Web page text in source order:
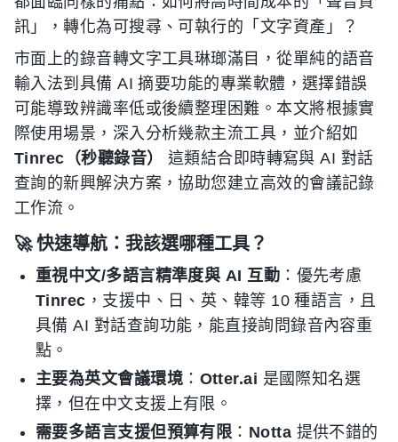
訊」，轉化為可搜尋、可執行的「文字資產」？
市面上的錄音轉文字工具琳瑯滿目，從單純的語音
輸入法到具備 AI 摘要功能的專業軟體，選擇錯誤
可能導致辨識率低或後續整理困難。本文將根據實
際使用場景，深入分析幾款主流工具，並介紹如
Tinrec（秒聽錄音）
這類結合即時轉寫與 AI 對話
查詢的新興解決方案，協助您建立高效的會議記錄
工作流。
🚀 快速導航：我該選哪種工具？
重視中文/多語言精準度與 AI 互動 ：優先考慮
Tinrec ，支援中、日、英、韓等 10 種語言，且
具備 AI 對話查詢功能，能直接詢問錄音內容重
點。
主要為英文會議環境 ： Otter.ai 是國際知名選
擇，但在中文支援上有限。
需要多語言支援但預算有限 ： Notta 提供不錯的